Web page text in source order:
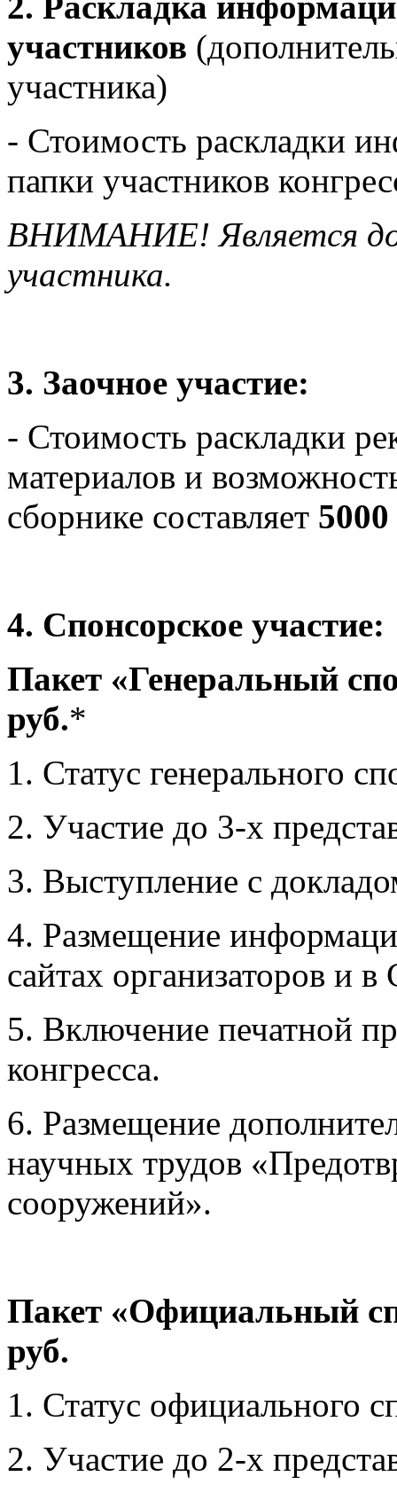
участников
участника)
- Стоимость раскладки
папки участников
ВНИМАНИЕ! Является
участника.
3. Заочное участие:
- Стоимость раскладки
материалов и
сборнике составляет 5000
4. Спонсорское участие:
Пакет «Генеральный
руб.*
1. Статус генерального
2. Участие до 3-х
3. Выступление с
4. Размещение
сайтах организаторов и
5. Включение печатной
конгресса.
6. Размещение
научных трудов
сооружений».
Пакет «Официальный
руб.
1. Статус официального
2. Участие до 2-х